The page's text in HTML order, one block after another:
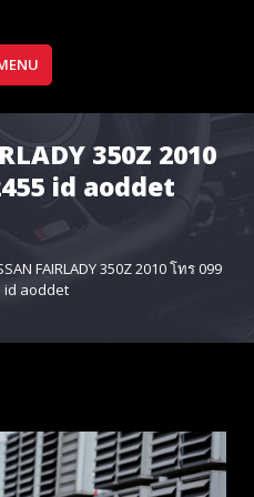
350Z 2010
id aoddet
FAIRLADY 350Z 2010 โทร 099
id aoddet